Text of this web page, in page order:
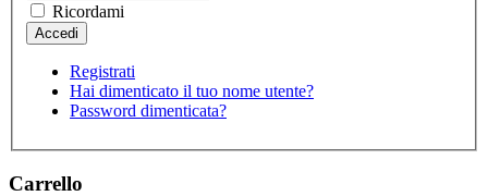
Ricordami
Registrati
Hai dimenticato il tuo nome utente?
Password dimenticata?
Carrello